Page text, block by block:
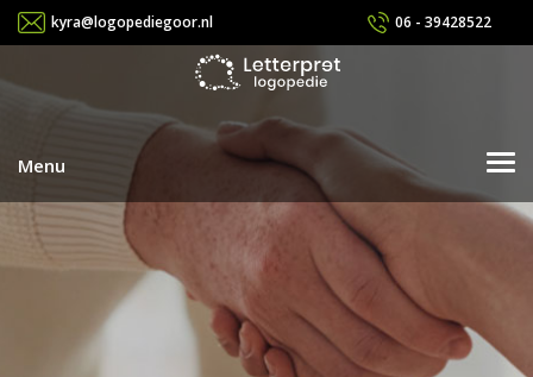
kyra@logopediegoor.nl 06 - 39428522
Menu
Home
De behandelingen
Afwijkende mondgewoonten